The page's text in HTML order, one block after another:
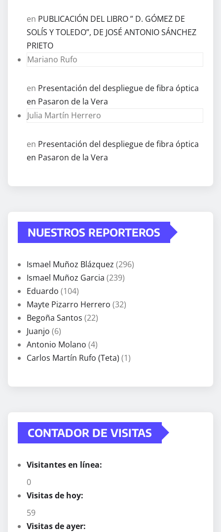
en PUBLICACIÓN DEL LIBRO ” D. GÓMEZ DE
SOLÍS Y TOLEDO”, DE JOSÉ ANTONIO SÁNCHEZ
PRIETO
Mariano Rufo
en Presentación del despliegue de fibra óptica
en Pasaron de la Vera
Julia Martín Herrero
en Presentación del despliegue de fibra óptica
en Pasaron de la Vera
NUESTROS REPORTEROS
Ismael Muñoz Blázquez (296)
Ismael Muñoz Garcia (239)
Eduardo (104)
Mayte Pizarro Herrero (32)
Begoña Santos (22)
Juanjo (6)
Antonio Molano (4)
Carlos Martín Rufo (Teta) (1)
CONTADOR DE VISITAS
Visitantes en línea:
0
Visitas de hoy:
59
Visitas de ayer: